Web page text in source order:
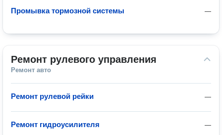
—
Промывка тормозной системы
Ремонт рулевого управления
Ремонт авто
—
Ремонт рулевой рейки
—
Ремонт гидроусилителя